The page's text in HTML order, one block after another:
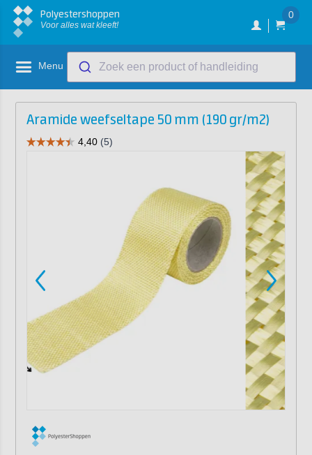
Polyestershoppen
Voor alles wat kleeft!
0
Menu Zoek een product of handleiding
Aramide weefseltape 50 mm (190 gr/m2)